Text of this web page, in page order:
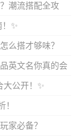
潮流搭配全攻
✨
么搭才够味？
英文名你真的会
公开！✨
家必备？